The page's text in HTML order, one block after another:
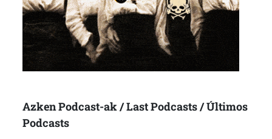
Azken Podcast-ak / Last Podcasts / Últimos
Podcasts